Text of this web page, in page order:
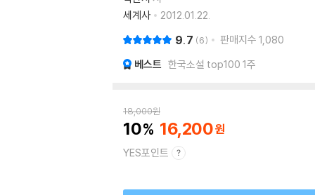
세계사
2012.01.22.
9.7 6 판매지수 1,080
베스트 한국소설 top100 1주
18,000원
10 16,200
YES포인트